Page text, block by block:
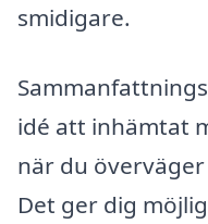
smidigare.
idé att inhämtat
när du
Det ger dig